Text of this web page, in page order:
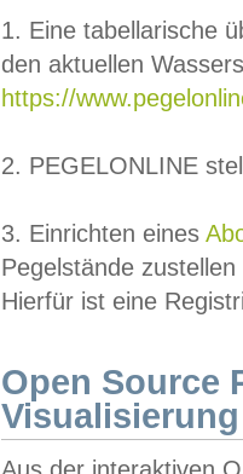
1. Eine tabellarische
den aktuellen
https://
2. PEGELONLINE
3. Einrichten eines
Pegelstände
Hierfür ist eine
Open Source
Visualisierung